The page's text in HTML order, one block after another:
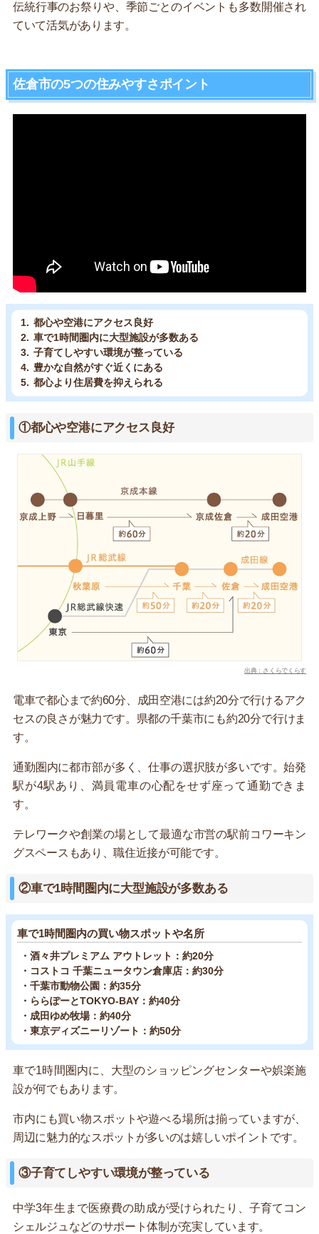
伝統行事のお祭りや、季節ごとのイベントも多数開催され
ていて活気があります。
佐倉市の5つの住みやすさポイント
都心や空港にアクセス良好
車で1時間圏内に大型施設が多数ある
子育てしやすい環境が整っている
豊かな自然がすぐ近くにある
都心より住居費を抑えられる
①都心や空港にアクセス良好
出典：さくらでくらす
電車で都心まで約60分、成田空港には約20分で行けるアク
セスの良さが魅力です。県都の千葉市にも約20分で行けま
す。
通勤圏内に都市部が多く、仕事の選択肢が多いです。始発
駅が4駅あり、満員電車の心配をせず座って通勤できま
す。
テレワークや創業の場として最適な市営の駅前コワーキン
グスペースもあり、職住近接が可能です。
②車で1時間圏内に大型施設が多数ある
車で1時間圏内の買い物スポットや名所
・酒々井プレミアム アウトレット：約20分
・コストコ 千葉ニュータウン倉庫店：約30分
・千葉市動物公園：約35分
・ららぽーとTOKYO-BAY：約40分
・成田ゆめ牧場：約40分
・東京ディズニーリゾート：約50分
車で1時間圏内に、大型のショッピングセンターや娯楽施
設が何でもあります。
市内にも買い物スポットや遊べる場所は揃っていますが、
周辺に魅力的なスポットが多いのは嬉しいポイントです。
③子育てしやすい環境が整っている
中学3年生まで医療費の助成が受けられたり、子育てコン
シェルジュなどのサポート体制が充実しています。